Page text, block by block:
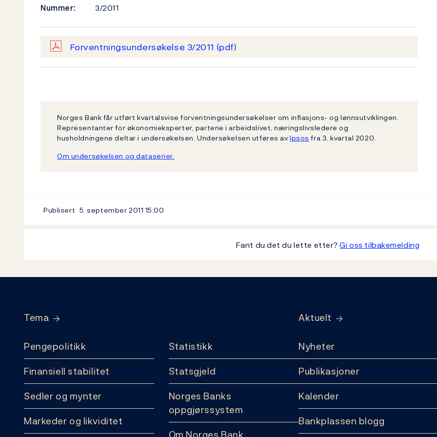
Nummer:
3/2011
Forventningsundersøkelse 3/2011 (pdf)
Norges Bank får utført kvartalsvise forventningsundersøkelser om inflasjons- og lønnsutviklingen.
Representanter for økonomieksperter, partene i arbeidslivet, næringslivsledere og
husholdningene deltar i undersøkelsen. Undersøkelsen utføres avIpsos fra 3. kvartal 2020.
Om undersøkelsen og dataserier.
Publisert 5. september 2011 15:00
Fant du det du lette etter?Gi oss tilbakemelding
Tema
Pengepolitikk
Finansiell stabilitet
Sedler og mynter
Markeder og likviditet
Statistikk
Statsgjeld
Norges Banks
oppgjørssystem
Aktuelt
Nyheter
Publikasjoner
Kalender
Bankplassen blogg